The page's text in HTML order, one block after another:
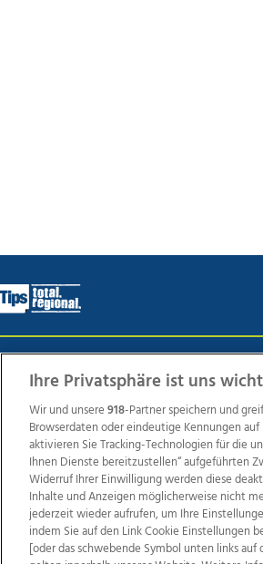
Wir über uns Mediadaten
TV1 di-mog-i.at OÖNow
Ihre Privatsphäre ist uns
Wir und unsere918-Partner speichern und
Browserdaten oder eindeutige Kennungen
aktivieren Sie Tracking-Technologien für die
Ihnen Dienste bereitzustellen“ aufgeführten
Widerruf Ihrer Einwilligung werden diese
Inhalte und Anzeigen möglicherweise nicht
jederzeit wieder aufrufen, um Ihre
indem Sie auf den Link Cookie Einstellungen
[oder das schwebende Symbol unten links